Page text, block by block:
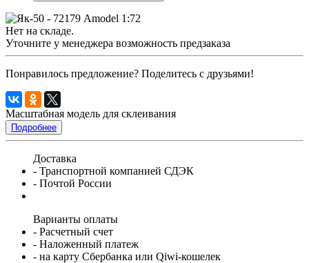
Нет на складе.
Уточните у менеджера возможность предзаказа
Понравилось предложение? Поделитесь с друзьями!
Масштабная модель для склеивания
Подробнее
Доставка
- Транспортной компанией СДЭК
- Почтой России
Варианты оплаты
- Расчетный счет
- Наложенный платеж
- на карту Сбербанка или Qiwi-кошелек